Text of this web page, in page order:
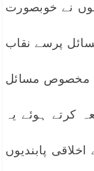
نے خوبصورت
پرسے نقاب
کے مخصوص مسائل
کرتے ہوئے یہ
پابندیوں